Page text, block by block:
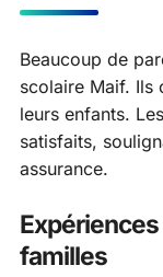
Beaucoup de
scolaire Maif. Ils
leurs enfants.
satisfaits,
assurance.
familles